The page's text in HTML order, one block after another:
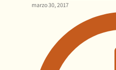
marzo 30, 2017